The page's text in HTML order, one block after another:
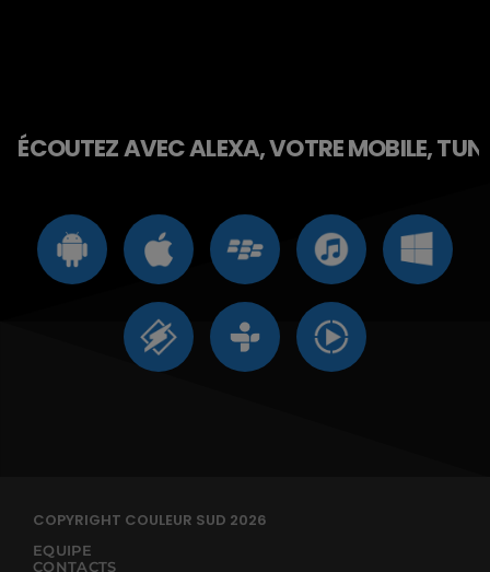
ÉCOUTEZ AVEC ALEXA, VOTRE MOBILE,
COPYRIGHT COULEUR SUD 2026
EQUIPE
CONTACTS